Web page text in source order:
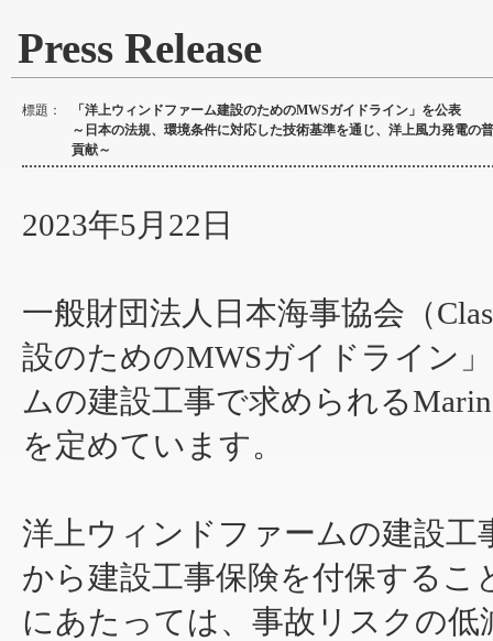
Press Release
標題：
「洋上ウィンドファーム建設のためのMWSガイドライン」を公表
～日本の法規、環境条件に対応した技術基準を通じ、洋上風力発電の
貢献～
2023年5月22日
一般財団法人日本海事協会（
設のためのMWSガイドライン
ムの建設工事で求められる
を定めています。
洋上ウィンドファームの建設
から建設工事保険を付保する
にあたっては、事故リスクの